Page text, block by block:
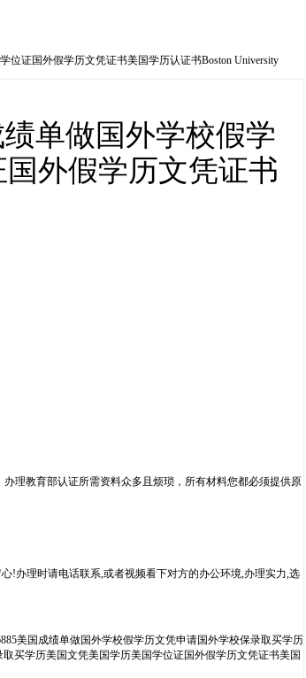
位证国外假学历文凭证书美国学历认证书Boston University
单做国外学校假学
外假学历文凭证书
理教育部认证所需资料众多且烦琐，所有材料您都必须提供原
!办理时请电话联系,或者视频看下对方的办公环境,办理实力,选
美国成绩单做国外学校假学历文凭申请国外学校保录取买学历
买学历美国文凭美国学历美国学位证国外假学历文凭证书美国